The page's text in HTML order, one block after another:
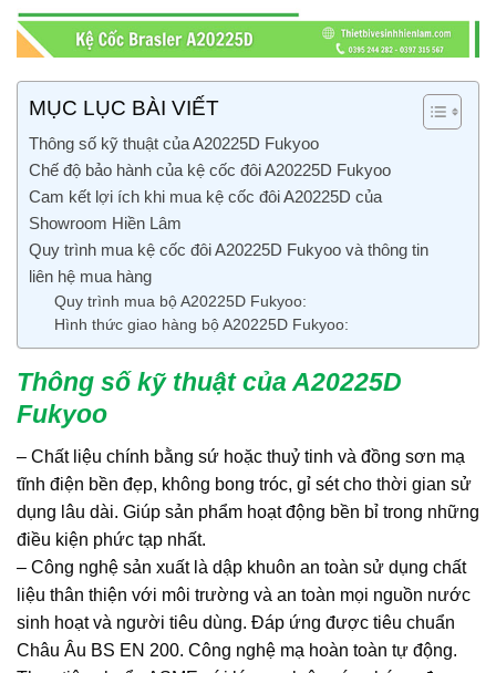
MỤC LỤC BÀI VIẾT
Thông số kỹ thuật của A20225D Fukyoo
Chế độ bảo hành của kệ cốc đôi A20225D Fukyoo
Cam kết lợi ích khi mua kệ cốc đôi A20225D của
Showroom Hiền Lâm
Quy trình mua kệ cốc đôi A20225D Fukyoo và thông tin
liên hệ mua hàng
Quy trình mua bộ A20225D Fukyoo:
Hình thức giao hàng bộ A20225D Fukyoo:
Thông số kỹ thuật của A20225D
Fukyoo
– Chất liệu chính bằng sứ hoặc thuỷ tinh và đồng sơn mạ
tĩnh điện bền đẹp, không bong tróc, gỉ sét cho thời gian sử
dụng lâu dài. Giúp sản phẩm hoạt động bền bỉ trong những
điều kiện phức tạp nhất.
– Công nghệ sản xuất là dập khuôn an toàn sử dụng chất
liệu thân thiện với môi trường và an toàn mọi nguồn nước
sinh hoạt và người tiêu dùng. Đáp ứng được tiêu chuẩn
Châu Âu BS EN 200. Công nghệ mạ hoàn toàn tự động.